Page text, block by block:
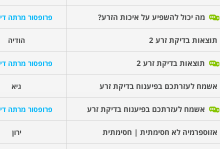
מה יכול להשפיע על איכות הזרע? פרופסור מרתה
תוצאות בדיקת זרע 2 הודיה
תוצאות בדיקת זרע 2 פרופסור מרתה
אשמח לעזרתכם בפיענוח בדיקת זרע גיא
אשמח לעזרתכם בפיענוח בדיקת זרע פרופסור מרתה
אזוספרמיה לא חסימתית | חסימתית ירון